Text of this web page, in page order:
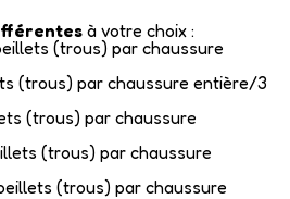
à votre choix :
(trous) par chaussure
(trous) par chaussure entière/3
(trous) par chaussure
(trous) par chaussure
(trous) par chaussure